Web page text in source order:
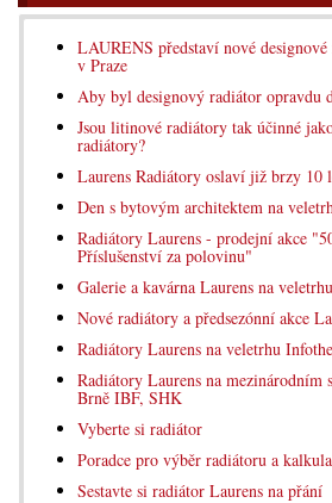
LAURENS představí nové
v Praze
Aby byl designový radiátor opravdu
Jsou litinové radiátory tak účinné
radiátory?
Laurens Radiátory oslaví již brzy 10
Den s bytovým architektem na
Radiátory Laurens - prodejní akce
Příslušenství za polovinu"
Galerie a kavárna Laurens na
Nové radiátory a předsezónní akce
Radiátory Laurens na veletrhu
Radiátory Laurens na mezinárodním
Brně IBF, SHK
Vyberte si radiátor
Poradce pro výběr radiátoru a
Sestavte si radiátor Laurens na přání